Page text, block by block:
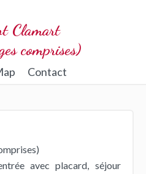
Clamart
comprises)
Contact
avec placard, séjour